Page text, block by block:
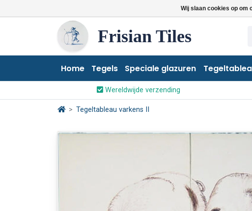
Wij slaan cookies op om
Frisian Tiles
Home Tegels Speciale glazuren
Wereldwijde verzending
Tegeltableau varkens II